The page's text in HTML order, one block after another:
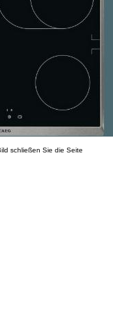
schließen Sie die Seite